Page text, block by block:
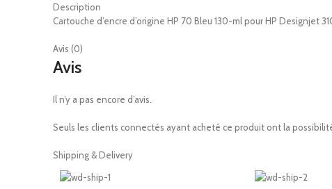
Description
Cartouche d’encre d’origine HP 70 Bleu 130-ml pour HP
Avis (0)
Avis
Il n’y a pas encore d’avis.
Seuls les clients connectés ayant acheté ce produit ont la
Shipping & Delivery